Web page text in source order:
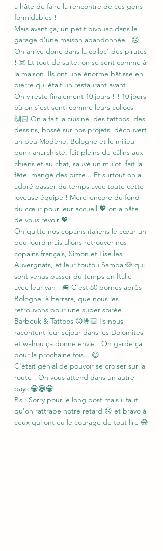
a hâte de faire la rencontre de ces gens
formidables !
Mais avant ça, un petit bivouac dans le
garage d'une maison abandonnée.. 🙃
On arrive donc dans la colloc' des pirates
! ☠️ Et tout de suite, on se sent comme à
la maison. Ils ont une énorme bâtisse en
pierre qui était un restaurant avant.
On y reste finalement 10 jours !!! 10 jours
où on s'est senti comme leurs collocs
🙌🏻 On a fait la cuisine, des tattoos, des
dessins, bossé sur nos projets, découvert
un peu Modène, Bologne et le milieu
punk anarchiste, fait pleins de câlins aux
chiens et au chat, sauvé un mulot, fait la
fête, mangé des pizze... Et surtout on a
adoré passer du temps avec toute cette
joyeuse équipe ! Merci encore du fond
du cœur pour leur accueil 💖 on a hâte
de vous revoir 💖
On quitte nos copains italiens le cœur un
peu lourd mais allons retrouver nos
copains français, Simon et Lise les
Auvergnats, et leur toutou Samba 🐶 qui
sont venus passer du temps en Italie
avec leur van ! 🚐 C'est 80 bornes après
Bologne, à Ferrara, que nous les
retrouvons pour une super soirée
Barbeuk & Tattoos 😜🤟🏻 Ils nous
racontent leur séjour dans les Dolomites
et wahou ça donne envie ! On garde ça
pour la prochaine fois... 😋
C'était génial de pouvoir se croiser sur la
route ! On vous attend dans un autre
pays 😁😁😁
P.s : Sorry pour le long post mais il faut
qu'on rattrape notre retard 🙃 et bravo à
ceux qui ont eu le courage de tout lire 😅